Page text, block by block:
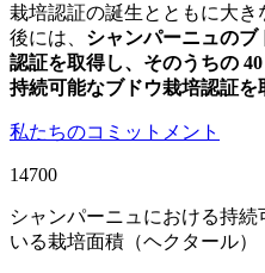
栽培認証の誕生とともに大き
後には、 シャンパーニュのブ
認証を取得し、そのうちの
持続可能なブドウ栽培認証を
私たちのコミットメント
14700
シャンパーニュにおける持
いる栽培面積（ヘクタール）